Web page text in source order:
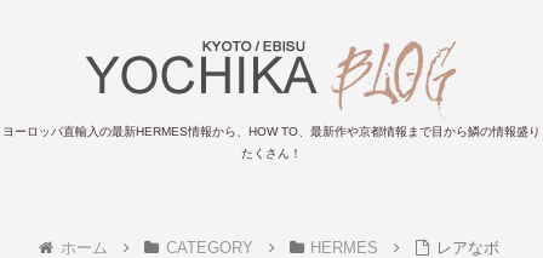
ヨーロッパ直輸入の最新HERMES情報から、HOW TO、最新作や京都情報まで目から鱗の情報盛り
たくさん！
ホーム CATEGORY HERMES
レアなボ